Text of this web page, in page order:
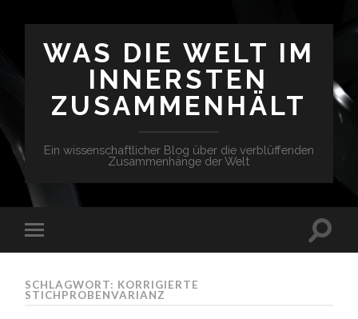
WAS DIE WELT IM
INNERSTEN
ZUSAMMENHÄLT
Ein wissenschaftlicher Blog über die verblüffenden
Zusammenhänge der Welt
SCHLAGWORT: KORRIGIERTE
STICHPROBENVARIANZ